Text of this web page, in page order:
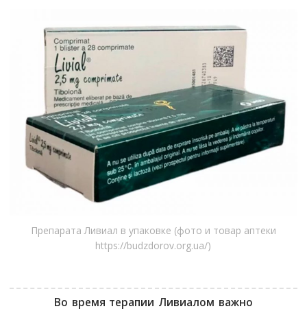
Препарата Ливиал в упаковке (фото и товар аптеки
https://budzdorov.org.ua/)
Во время терапии Ливиалом важно